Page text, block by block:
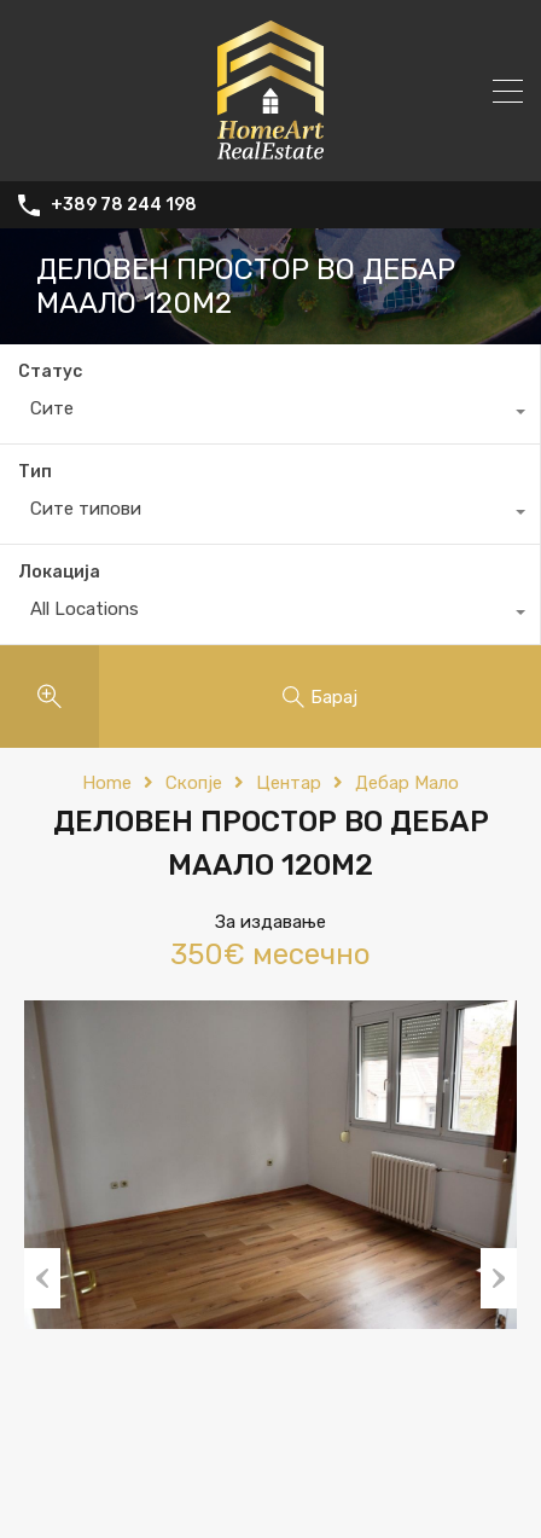
+389 78 244 198
ДЕЛОВЕН ПРОСТОР ВО ДЕБАР
МААЛО 120М2
Статус
Сите
Тип
Сите типови
Локација
All Locations
Барај
Home Скопје Центар Дебар Мало
ДЕЛОВЕН ПРОСТОР ВО ДЕБАР
МААЛО 120М2
За издавање
350€ месечно
Previous Next